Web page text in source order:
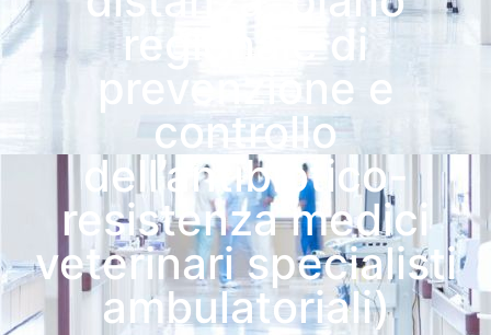
regionale di
prevenzione e
controllo
dell’antibiotico-
resistenza medici
veterinari specialisti
ambulatoriali)